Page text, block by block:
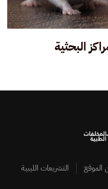
البحثية
الموقع التشريعات الليبية